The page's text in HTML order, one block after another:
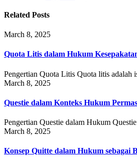
Related Posts
March 8, 2025
Quota Litis dalam Hukum
Pengertian Quota Litis Quota litis adalah
March 8, 2025
Questie dalam Konteks Hukum
Pengertian Questie dalam Hukum
March 8, 2025
Konsep Quitte dalam Hukum sebagai